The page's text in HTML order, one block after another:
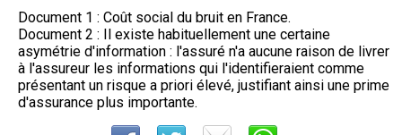
Document 1 : Coût social du bruit en France.
Document 2 : Il existe habituellement une certaine
asymétrie d'information : l'assuré n'a aucune raison de livrer
à l'assureur les informations qui l'identifieraient comme
présentant un risque a priori élevé, justifiant ainsi une prime
d'assurance plus importante.